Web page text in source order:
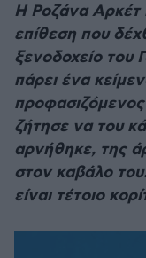
Η Ροζάνα Αρκέτ
επίθεση που
ξενοδοχείο του
πάρει ένα
ζήτησε να του
αρνήθηκε, της
στον καβάλο
είναι τέτοιο